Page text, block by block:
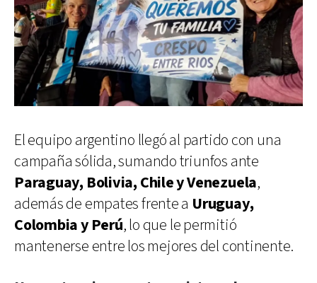
El equipo argentino llegó al partido con una
campaña sólida, sumando triunfos ante
Paraguay, Bolivia, Chile y Venezuela,
además de empates frente a Uruguay,
Colombia y Perú, lo que le permitió
mantenerse entre los mejores del continente.